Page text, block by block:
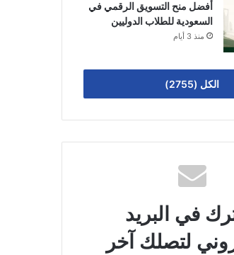
أفضل منح التسويق الرقمي في
السعودية للطلاب الدوليين
منذ 3 أيام
الكل (2755)
في البريد
لتصلك آخر